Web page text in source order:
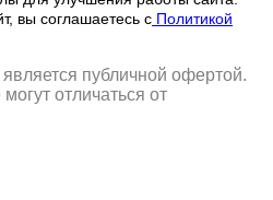
вы соглашаетесь с Политикой
публичной офертой.
отличаться от